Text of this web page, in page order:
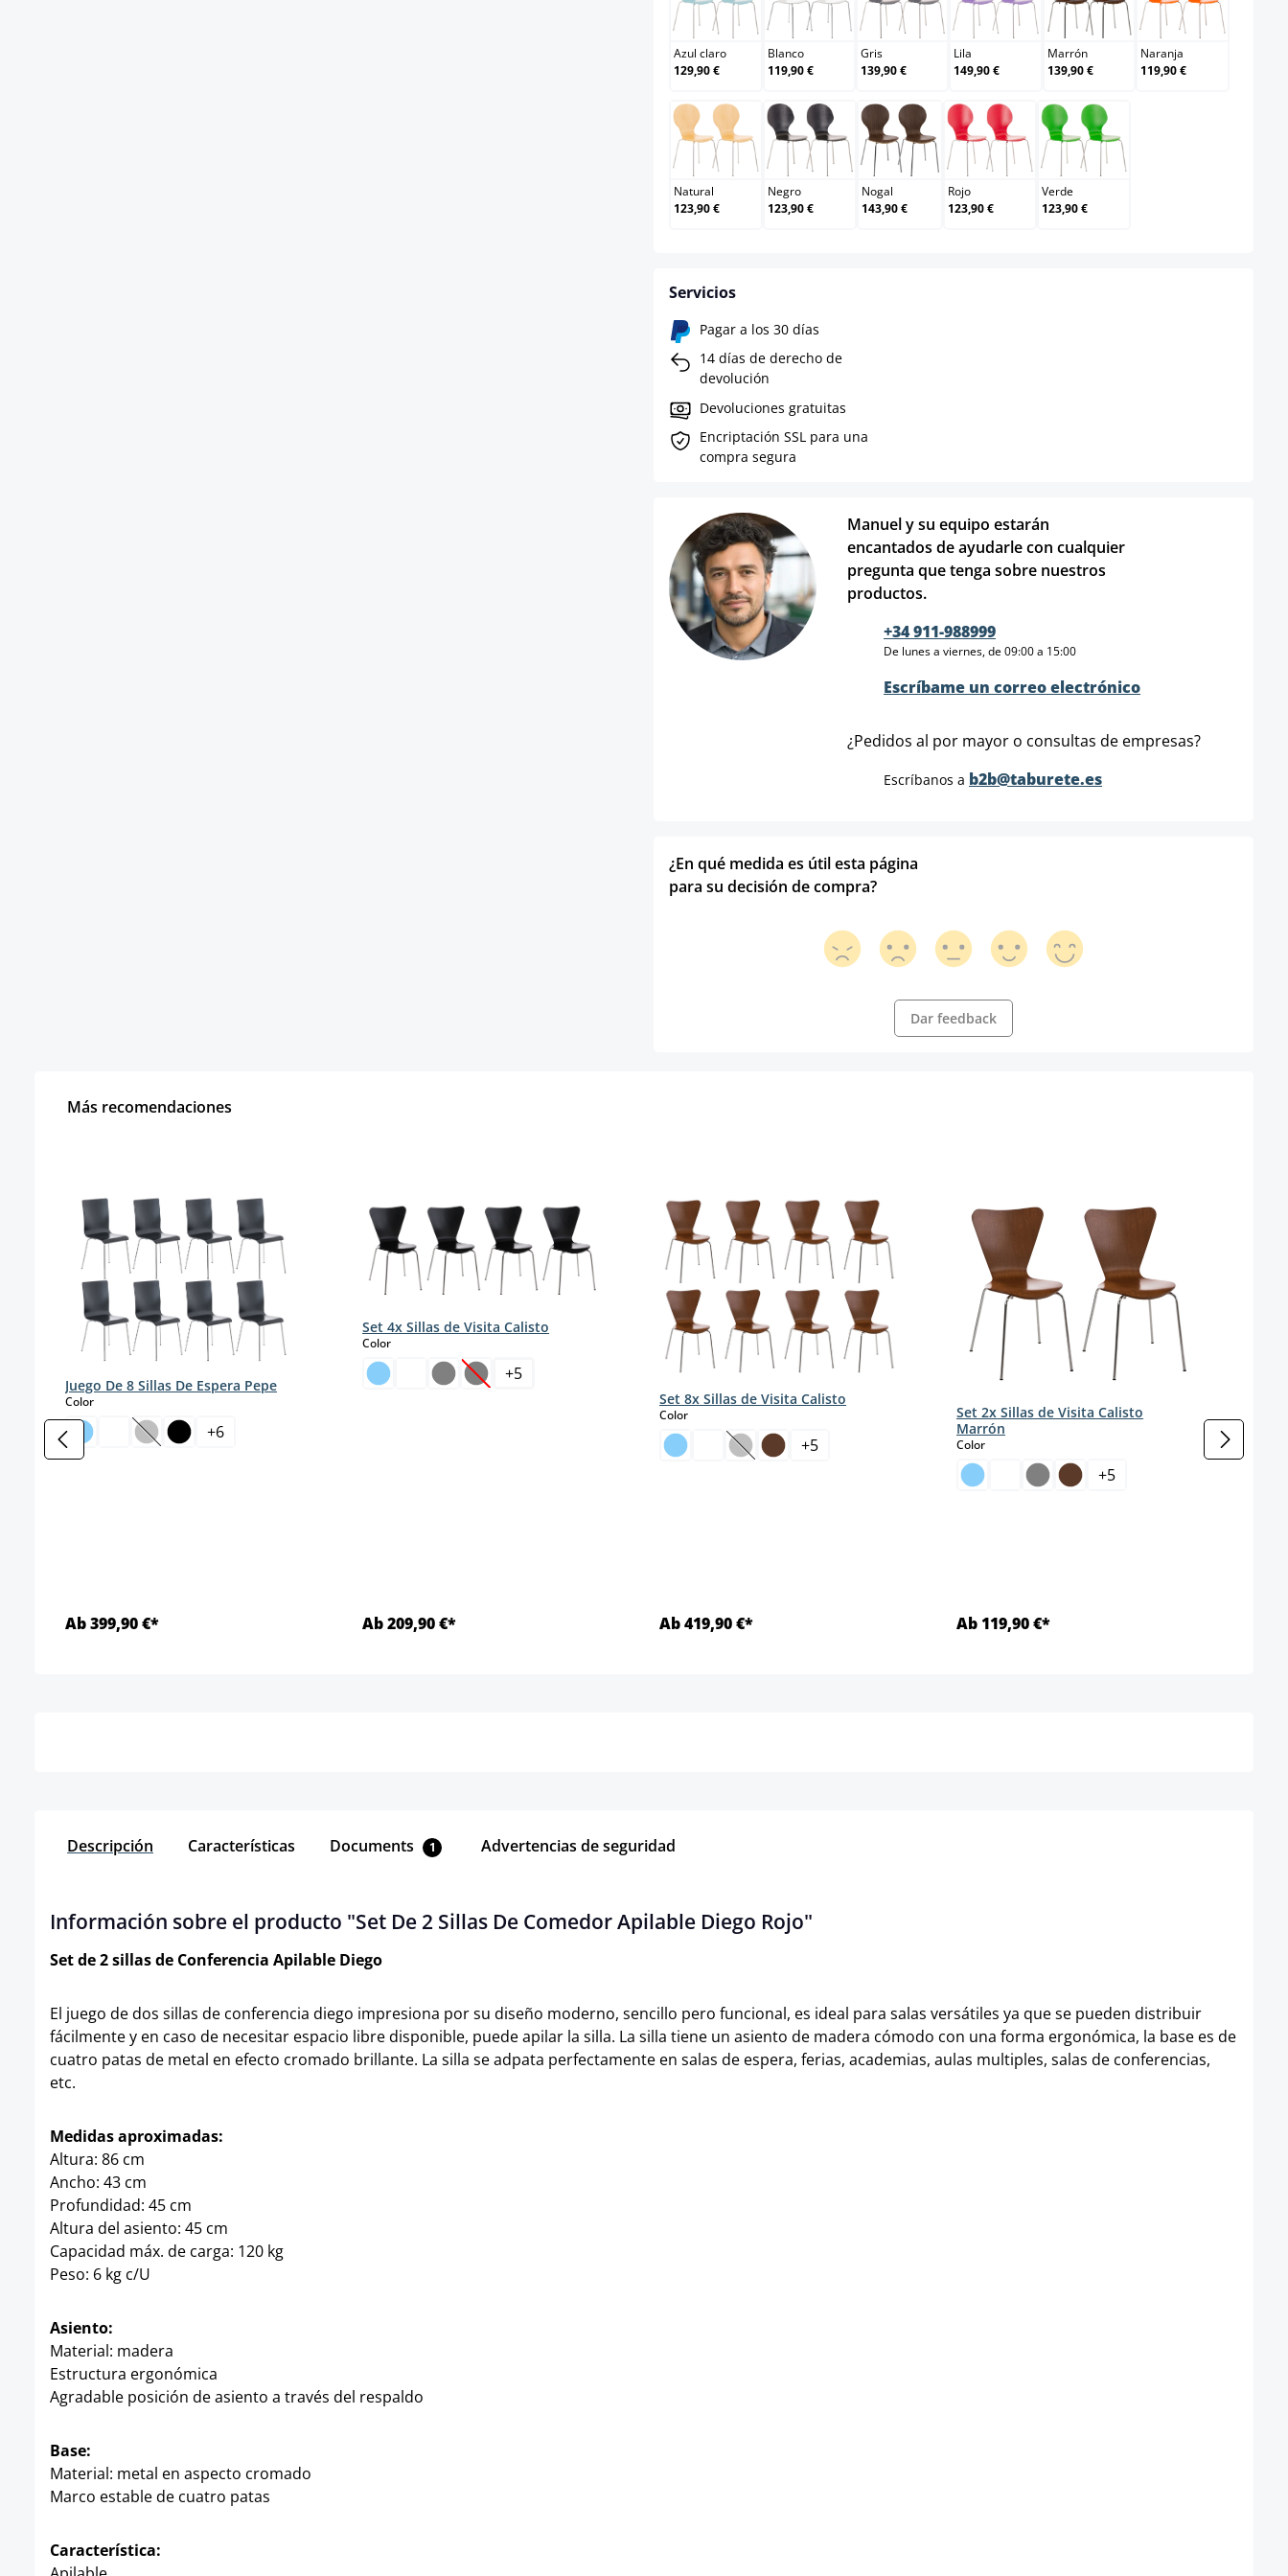
Azul claro
Azul claro
129,90 €
Blanco
Blanco
119,90 €
Gris
Gris
139,90 €
Lila
Lila
149,90 €
Marrón
Marrón
139,90 €
Naranja
Naranja
119,90 €
Natural
Natural
123,90 €
Negro
Negro
123,90 €
Nogal
Nogal
143,90 €
Rojo
Rojo
123,90 €
Verde
Verde
123,90 €
Servicios
Pagar a los 30 días
14 días de derecho de
devolución
Devoluciones gratuitas
Encriptación SSL para una
compra segura
Manuel y su equipo estarán
encantados de ayudarle con cualquier
pregunta que tenga sobre nuestros
productos.
+34 911-988999
De lunes a viernes, de 09:00 a 15:00
Escríbame un correo electrónico
¿Pedidos al por mayor o consultas de empresas?
Escríbanos a b2b@taburete.es
¿En qué medida es útil esta página
para su decisión de compra?
Dar feedback
Más recomendaciones
Juego De 8 Sillas De Espera Pepe
Colorselect
(Esta opción no está disponible en este momento.)
+6
Ab 399,90 €*
Set 4x Sillas de Visita Calisto
Colorselect
(Esta opción no está disponible en este momento.)
+5
Ab 209,90 €*
Set 8x Sillas de Visita Calisto
Colorselect
(Esta opción no está disponible en este momento.)
+5
Ab 419,90 €*
Set 2x Sillas de Visita Calisto
Marrón
Colorselect
+5
Ab 119,90 €*
Descripción Características Documents 1 Advertencias de seguridad
Información sobre el producto "Set De 2 Sillas De Comedor Apilable Diego Rojo"
Set de 2 sillas de Conferencia Apilable Diego
El juego de dos sillas de conferencia diego impresiona por su diseño moderno, sencillo pero funcional, es ideal para salas versátiles ya que se pueden distribuir
fácilmente y en caso de necesitar espacio libre disponible, puede apilar la silla. La silla tiene un asiento de madera cómodo con una forma ergonómica, la base es de
cuatro patas de metal en efecto cromado brillante. La silla se adpata perfectamente en salas de espera, ferias, academias, aulas multiples, salas de conferencias,
etc.
Medidas aproximadas:
Altura: 86 cm
Ancho: 43 cm
Profundidad: 45 cm
Altura del asiento: 45 cm
Capacidad máx. de carga: 120 kg
Peso: 6 kg c/U
Asiento:
Material: madera
Estructura ergonómica
Agradable posición de asiento a través del respaldo
Base:
Material: metal en aspecto cromado
Marco estable de cuatro patas
Característica: